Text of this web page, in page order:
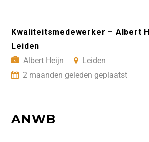
Kwaliteitsmedewerker – Albert
Leiden
Albert Heijn
Leiden
2 maanden geleden geplaatst
ANWB